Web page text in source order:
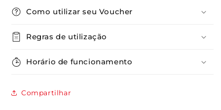
Como utilizar seu Voucher
Regras de utilização
Horário de funcionamento
Compartilhar